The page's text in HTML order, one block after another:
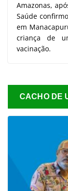
Amazonas,
Saúde
em
criança de
vacinação.
CACHO DE